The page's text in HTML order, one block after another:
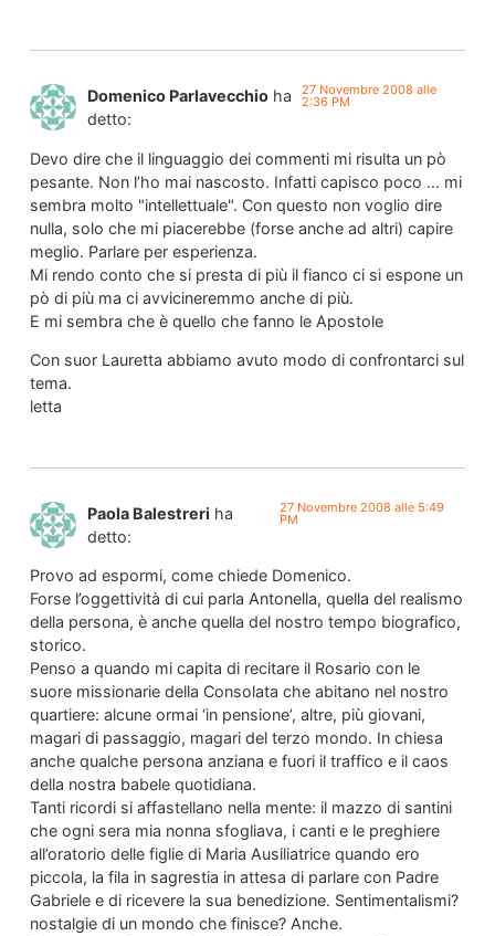
Domenico Parlavecchio ha
detto:
27 Novembre 2008 alle
2:36 PM
Devo dire che il linguaggio dei commenti mi risulta un pò
pesante. Non l’ho mai nascosto. Infatti capisco poco … mi
sembra molto "intellettuale". Con questo non voglio dire
nulla, solo che mi piacerebbe (forse anche ad altri) capire
meglio. Parlare per esperienza.
Mi rendo conto che si presta di più il fianco ci si espone un
pò di più ma ci avvicineremmo anche di più.
E mi sembra che è quello che fanno le Apostole
Con suor Lauretta abbiamo avuto modo di confrontarci sul
tema.
letta
Paola Balestreri ha
detto:
27 Novembre 2008 alle 5:49
PM
Provo ad espormi, come chiede Domenico.
Forse l’oggettività di cui parla Antonella, quella del realismo
della persona, è anche quella del nostro tempo biografico,
storico.
Penso a quando mi capita di recitare il Rosario con le
suore missionarie della Consolata che abitano nel nostro
quartiere: alcune ormai ‘in pensione’, altre, più giovani,
magari di passaggio, magari del terzo mondo. In chiesa
anche qualche persona anziana e fuori il traffico e il caos
della nostra babele quotidiana.
Tanti ricordi si affastellano nella mente: il mazzo di santini
che ogni sera mia nonna sfogliava, i canti e le preghiere
all’oratorio delle figlie di Maria Ausiliatrice quando ero
piccola, la fila in sagrestia in attesa di parlare con Padre
Gabriele e di ricevere la sua benedizione. Sentimentalismi?
nostalgie di un mondo che finisce? Anche.